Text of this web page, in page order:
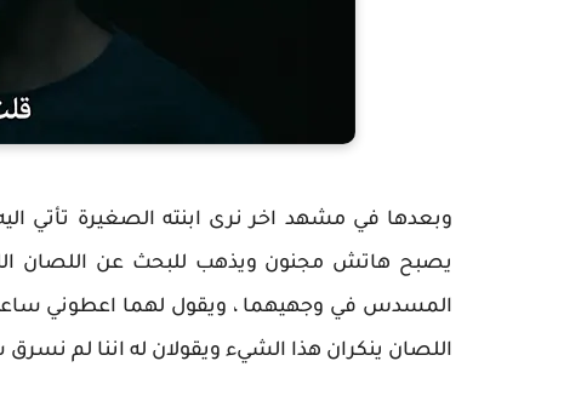
وبعدها في مشهد اخر نرى ابنته الصغيرة تأتي
يصبح هاتش مجنون ويذهب للبحث عن اللصان
المسدس في وجهيهما ، ويقول لهما اعطوني
اللصان ينكران هذا الشيء ويقولان له اننا لم نسرق